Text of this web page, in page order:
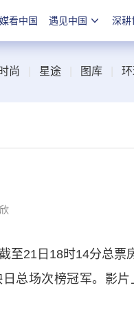
看中国 遇见中国 深耕
时尚 星途 图库
21日18时14分总票
总场次榜冠军。影